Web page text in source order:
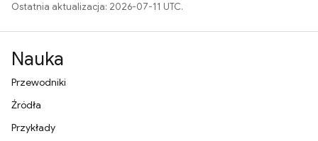
Ostatnia aktualizacja: 2026-07-11 UTC.
Nauka
Przewodniki
Źródła
Przykłady